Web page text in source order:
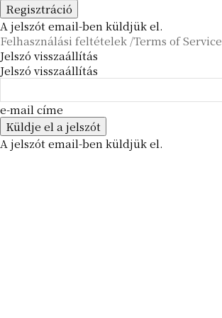
A jelszót email-ben küldjük el.
Felhasználási feltételek /Terms of Service
Jelszó visszaállítás
Jelszó visszaállítás
e-mail címe
A jelszót email-ben küldjük el.